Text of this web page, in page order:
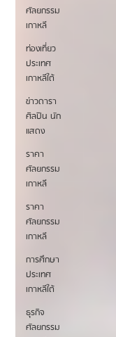
ศัลยกรรม
เกาหลี
ท่องเที่ยว
ประเทศ
เกาหลีใต้
ข่าวดารา
ศิลปิน นัก
แสดง
ราคา
ศัลยกรรม
เกาหลี
ราคา
ศัลยกรรม
เกาหลี
การศึกษา
ประเทศ
เกาหลีใต้
ธุรกิจ
ศัลยกรรม